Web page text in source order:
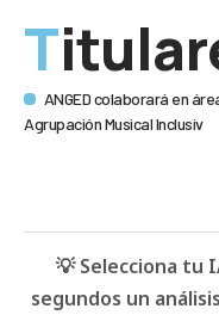
ANGED colaborará en
Agrupación Musical Inclusiv
💡 Selecciona tu
segundos un